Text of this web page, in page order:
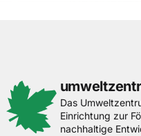
Das
Einrichtung zur
nachhaltige